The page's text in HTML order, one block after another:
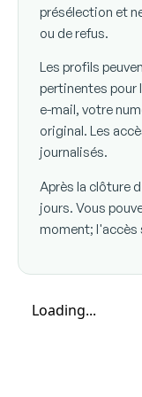
présélection et
ou de refus.
Les profils
pertinentes pour
e-mail, votre
original. Les
journalisés.
Après la clôture
jours. Vous
moment; l'accès